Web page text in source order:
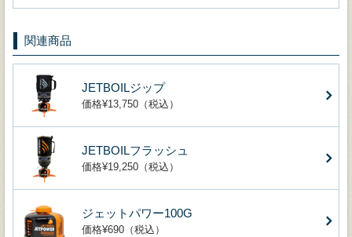
関連商品
JETBOILジップ
価格¥13,750（税込）
JETBOILフラッシュ
価格¥19,250（税込）
ジェットパワー100G
価格¥690（税込）